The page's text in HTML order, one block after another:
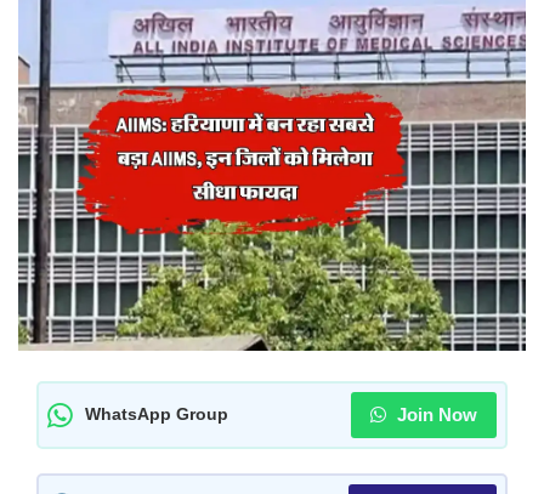
WhatsApp Group Join Now